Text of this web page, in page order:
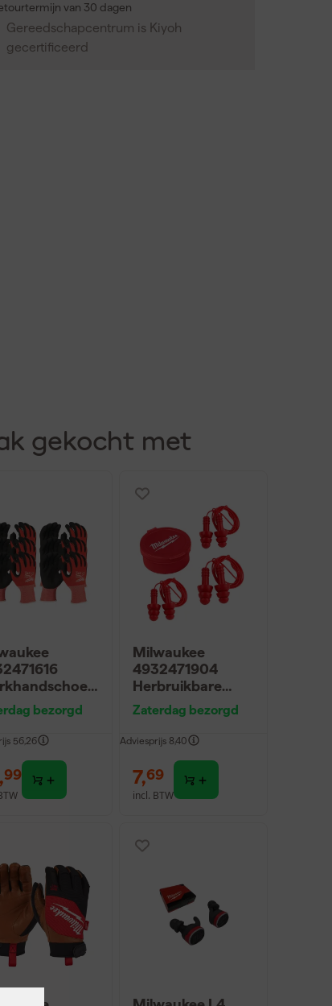
van 30 dagen
Gereedschapcentrum is Kiyoh
gecertificeerd
gekocht met
Snijklasse 1 -
(12st)
bezorgd
56,26
,99
Milwaukee
4932471904
Herbruikbare
siliconen
oordoppen aan
koord (3-pack) -
Zaterdag bezorgd
Adviesprijs 8,40
7,69
incl. BTW